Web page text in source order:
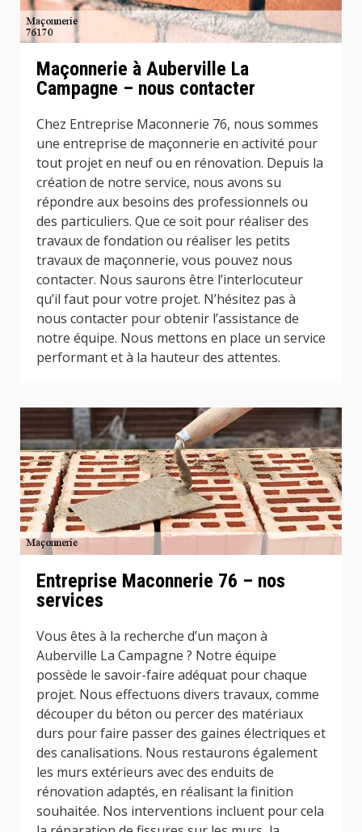
Maçonnerie à Auberville La
Campagne – nous contacter
Chez Entreprise Maconnerie 76, nous sommes
une entreprise de maçonnerie en activité pour
tout projet en neuf ou en rénovation. Depuis la
création de notre service, nous avons su
répondre aux besoins des professionnels ou
des particuliers. Que ce soit pour réaliser des
travaux de fondation ou réaliser les petits
travaux de maçonnerie, vous pouvez nous
contacter. Nous saurons être l’interlocuteur
qu’il faut pour votre projet. N’hésitez pas à
nous contacter pour obtenir l’assistance de
notre équipe. Nous mettons en place un service
performant et à la hauteur des attentes.
Entreprise Maconnerie 76 – nos
services
Vous êtes à la recherche d’un maçon à
Auberville La Campagne ? Notre équipe
possède le savoir-faire adéquat pour chaque
projet. Nous effectuons divers travaux, comme
découper du béton ou percer des matériaux
durs pour faire passer des gaines électriques et
des canalisations. Nous restaurons également
les murs extérieurs avec des enduits de
rénovation adaptés, en réalisant la finition
souhaitée. Nos interventions incluent pour cela